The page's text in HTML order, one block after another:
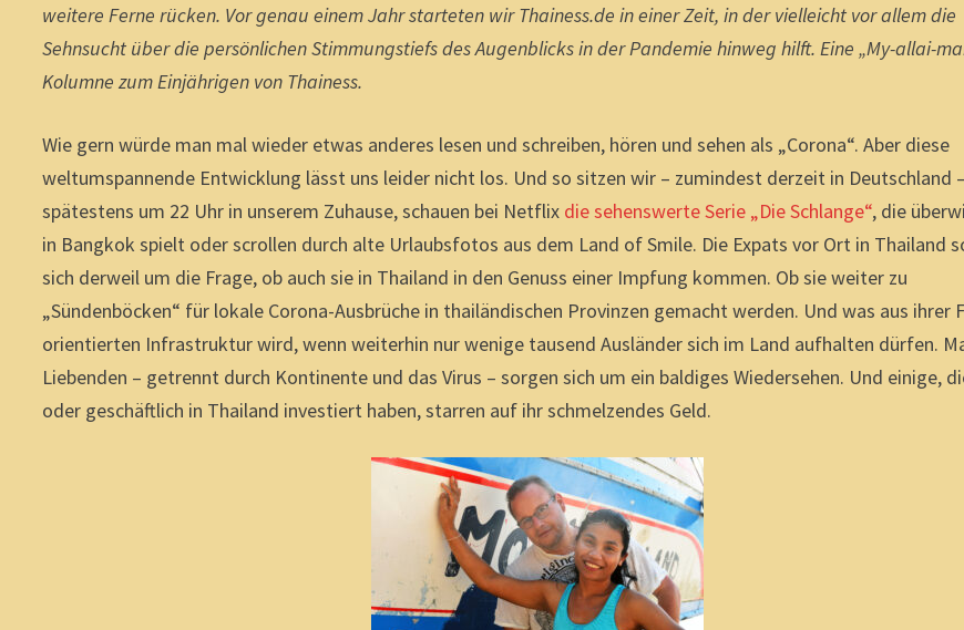
weitere Ferne rücken. Vor genau einem Jahr starteten wir Thainess.de in einer Zeit, in der vielleicht vor allem die
Sehnsucht über die persönlichen Stimmungstiefs des Augenblicks in der Pandemie hinweg hilft. Eine „My-allai-
Kolumne zum Einjährigen von Thainess.
Wie gern würde man mal wieder etwas anderes lesen und schreiben, hören und sehen als „Corona“. Aber diese
weltumspannende Entwicklung lässt uns leider nicht los. Und so sitzen wir – zumindest derzeit in Deutschland –
spätestens um 22 Uhr in unserem Zuhause, schauen bei Netflix die sehenswerte Serie „Die Schlange“, die
in Bangkok spielt oder scrollen durch alte Urlaubsfotos aus dem Land of Smile. Die Expats vor Ort in Thailand
sich derweil um die Frage, ob auch sie in Thailand in den Genuss einer Impfung kommen. Ob sie weiter zu
„Sündenböcken“ für lokale Corona-Ausbrüche in thailändischen Provinzen gemacht werden. Und was aus ihrer
orientierten Infrastruktur wird, wenn weiterhin nur wenige tausend Ausländer sich im Land aufhalten dürfen.
Liebenden – getrennt durch Kontinente und das Virus – sorgen sich um ein baldiges Wiedersehen. Und einige,
oder geschäftlich in Thailand investiert haben, starren auf ihr schmelzendes Geld.